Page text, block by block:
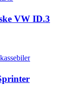
VW ID.3